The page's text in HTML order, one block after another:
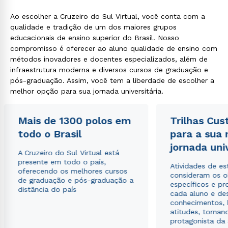
Ao escolher a Cruzeiro do Sul Virtual, você conta com a
qualidade e tradição de um dos maiores grupos
educacionais de ensino superior do Brasil. Nosso
compromisso é oferecer ao aluno qualidade de ensino com
métodos inovadores e docentes especializados, além de
infraestrutura moderna e diversos cursos de graduação e
pós-graduação. Assim, você tem a liberdade de escolher a
melhor opção para sua jornada universitária.
Mais de 1300 polos em
todo o Brasil
A Cruzeiro do Sul Virtual está
presente em todo o país,
oferecendo os melhores cursos
de graduação e pós-graduação a
distância do país
Trilhas
para a sua
jornada
Atividades de
consideram os
específicos e
cada aluno e
conhecimentos,
atitudes,
protagonista da
Rápido e fácil
WhatsApp
Estou de acordo com a Política de Privacidade.e
autorizo que meus dados sejam utilizados para o